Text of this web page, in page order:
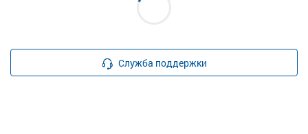
Служба поддержки